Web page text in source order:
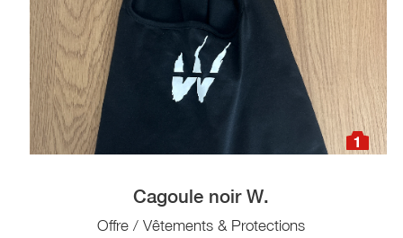
1
Cagoule noir W.
Offre / Vêtements & Protections